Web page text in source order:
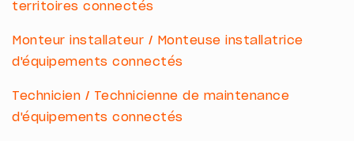
territoires connectés
Monteur installateur / Monteuse installatrice
d'équipements connectés
Technicien / Technicienne de maintenance
d'équipements connectés